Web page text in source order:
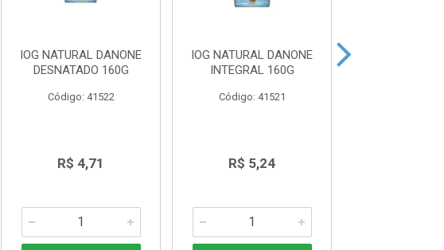
IOG NATURAL DANONE
DESNATADO 160G
Código: 41522
R$ 4,71
IOG NATURAL DANONE
INTEGRAL 160G
Código: 41521
R$ 5,24